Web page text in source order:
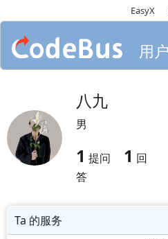
EasyX
用
八九
男
1 提问 1 回
答
Ta 的服务